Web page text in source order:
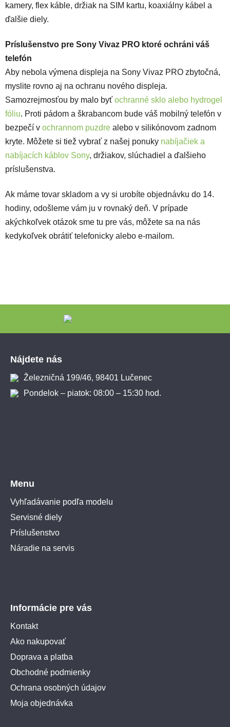
kamery, flex káble, držiak na SIM kartu, koaxiálny kábel a
ďalšie diely.
Príslušenstvo pre Sony Vivaz PRO ktoré ochráni váš
telefón
Aby nebola výmena displeja na Sony Vivaz PRO zbytočná,
myslite rovno aj na ochranu nového displeja.
Samozrejmosťou by malo byť ochranné sklo alebo hydrogel
fóliu. Proti pádom a škrabancom bude váš mobilný telefón v
bezpečí v ochrannom puzdre alebo v silikónovom zadnom
kryte. Môžete si tiež vybrať z našej ponuky nabíjačiek a
nabíjacích káblov Sony, držiakov, slúchadiel a ďalšieho
príslušenstva.
Ak máme tovar skladom a vy si urobíte objednávku do 14.
hodiny, odošleme vám ju v rovnaký deň. V prípade
akýchkoľvek otázok sme tu pre vás, môžete sa na nás
kedykoľvek obrátiť telefonicky alebo e-mailom.
Nájdete nás
Železničná 199/46, 98401 Lučenec
Pondelok – piatok: 08:00 – 15:30 hod.
Menu
Vyhľadávanie podľa modelu
Servisné diely
Príslušenstvo
Náradie na servis
Informácie pre vás
Kontakt
Ako nakupovať
Doprava a platba
Obchodné podmienky
Ochrana osobných údajov
Moja objednávka